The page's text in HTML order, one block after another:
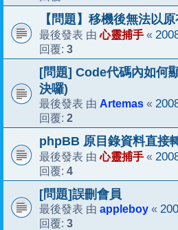
【問題】移機後無法以
最後發表 由心靈捕手 «
回覆: 3
[問題] Code代碼內如何
決囉)
最後發表 由 Artemas «
回覆: 2
phpBB 原目錄資料直接
最後發表 由心靈捕手 «
回覆: 4
[問題]誤刪會員
最後發表 由 appleboy «
回覆: 3